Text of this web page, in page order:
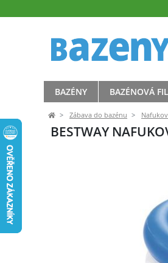
BAZÉNY BAZÉNOVÁ
Zábava do bazénu
BESTWAY